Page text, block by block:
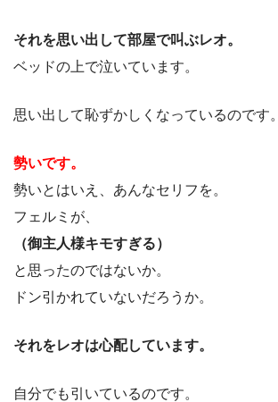
それを思い出して部屋で叫ぶレオ。
ベッドの上で泣いています。
思い出して恥ずかしくなっているのです。
勢いです。
勢いとはいえ、あんなセリフを。
フェルミが、
（御主人様キモすぎる）
と思ったのではないか。
ドン引かれていないだろうか。
それをレオは心配しています。
自分でも引いているのです。